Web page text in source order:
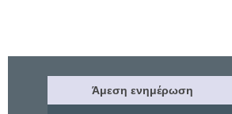
Άμεση ενημέρωση